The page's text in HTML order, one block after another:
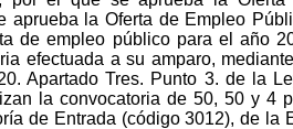
aprueba la Oferta de Empleo
de empleo público para el año
efectuada a su amparo,
Apartado Tres. Punto 3. de la
la convocatoria de 50, 50 y 4
de Entrada (código 3012), de